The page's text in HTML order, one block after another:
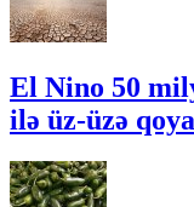
El Nino 50
ilə üz-üzə